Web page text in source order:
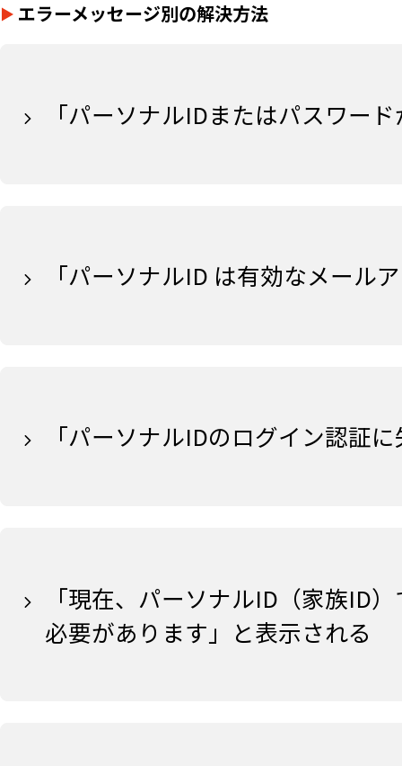
エラーメッセージ別の解決方法
「パーソナルIDまたはパスワー
「パーソナルID は有効なメール
「パーソナルIDのログイン認証
「現在、パーソナルID（家族ID
必要があります」と表示される